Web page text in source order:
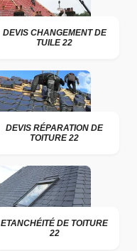
DEVIS CHANGEMENT DE
TUILE 22
DEVIS RÉPARATION DE
TOITURE 22
ETANCHÉITÉ DE TOITURE
22